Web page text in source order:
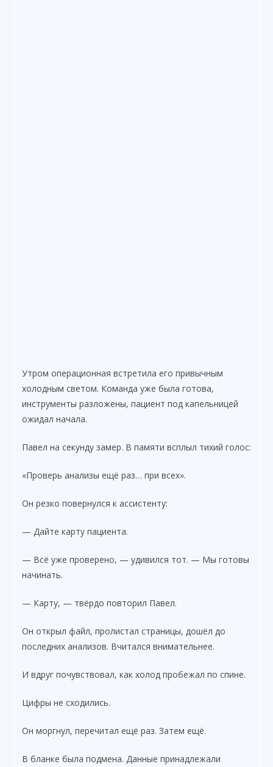
Утром операционная встретила его привычным
холодным светом. Команда уже была готова,
инструменты разложены, пациент под капельницей
ожидал начала.
Павел на секунду замер. В памяти всплыл тихий голос:
«Проверь анализы ещё раз… при всех».
Он резко повернулся к ассистенту:
— Дайте карту пациента.
— Всё уже проверено, — удивился тот. — Мы готовы
начинать.
— Карту, — твёрдо повторил Павел.
Он открыл файл, пролистал страницы, дошёл до
последних анализов. Вчитался внимательнее.
И вдруг почувствовал, как холод пробежал по спине.
Цифры не сходились.
Он моргнул, перечитал ещё раз. Затем ещё.
В бланке была подмена. Данные принадлежали